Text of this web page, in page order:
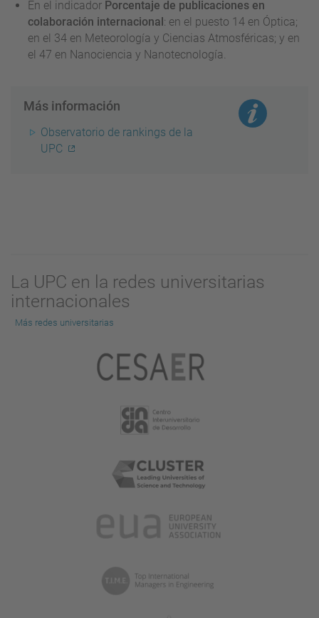
En el indicador Porcentaje de publicaciones en
colaboración internacional : en el puesto 14 en Óptica;
en el 34 en Meteorología y Ciencias Atmosféricas; y en
el 47 en Nanociencia y Nanotecnología.
Más información
Observatorio de rankings de la
UPC
La UPC en la redes universitarias
internacionales
Más redes universitarias